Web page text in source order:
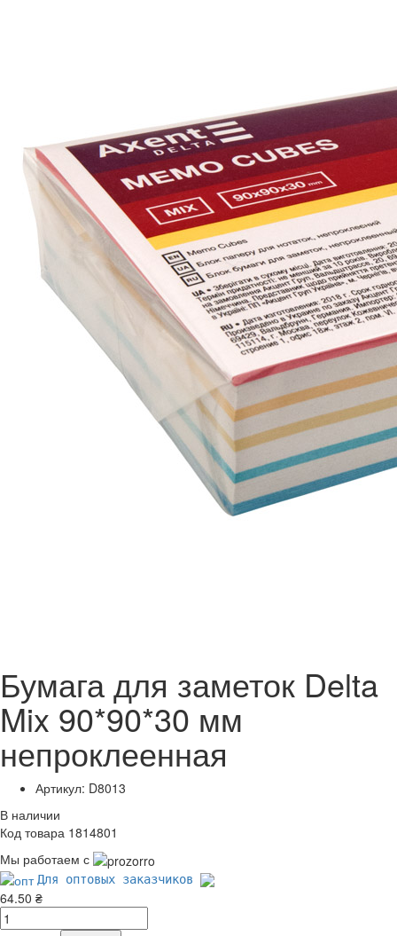
Бумага для заметок Delta
Mix 90*90*30 мм
непроклеенная
Артикул: D8013
В наличии
Код товара 1814801
Мы работаем с
Для оптовых заказчиков
64.50 ₴